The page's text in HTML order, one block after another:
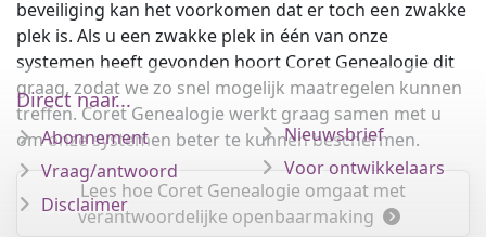
beveiliging kan het voorkomen dat er toch een zwakke
plek is. Als u een zwakke plek in één van onze
systemen heeft gevonden hoort Coret Genealogie dit
graag, zodat we zo snel mogelijk maatregelen kunnen
treffen. Coret Genealogie werkt graag samen met u
om onze systemen beter te kunnen beschermen.
Lees hoe Coret Genealogie omgaat met
verantwoordelijke openbaarmaking
Direct naar...
Abonnement
Vraag/antwoord
Disclaimer
Nieuwsbrief
Voor ontwikkelaars